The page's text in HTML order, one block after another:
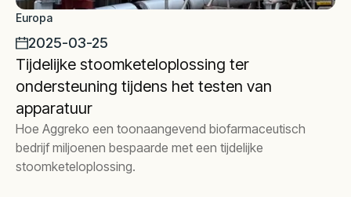
Europa
2025-03-25
Tijdelijke stoomketeloplossing ter
ondersteuning tijdens het testen van
apparatuur
Hoe Aggreko een toonaangevend biofarmaceutisch
bedrijf miljoenen bespaarde met een tijdelijke
stoomketeloplossing.